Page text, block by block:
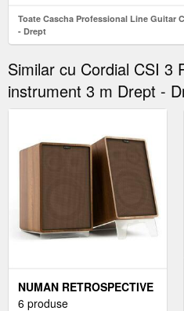
Toate Cascha Professional Line Guitar
- Drept
Similar cu Cordial CSI 3
instrument 3 m Drept -
NUMAN RETROSPECTIVE
1978 MKII, DIFUZOR DE
6 produse